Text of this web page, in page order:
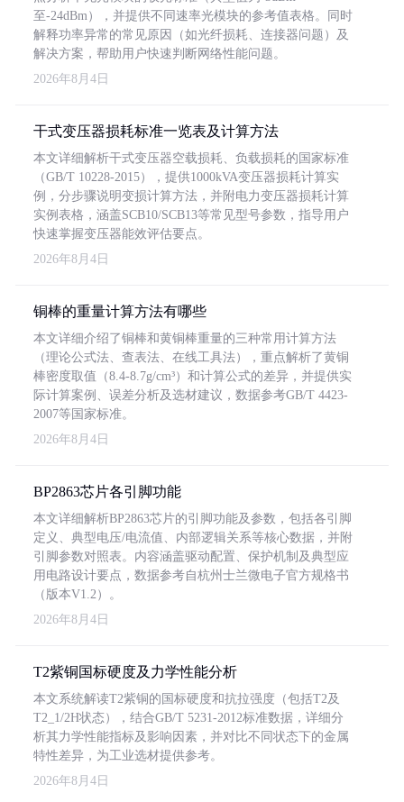
至-24dBm），并提供不同速率光模块的参考值表格。同时
解释功率异常的常见原因（如光纤损耗、连接器问题）及
解决方案，帮助用户快速判断网络性能问题。
2026年8月4日
干式变压器损耗标准一览表及计算方法
本文详细解析干式变压器空载损耗、负载损耗的国家标准
（GB/T 10228-2015），提供1000kVA变压器损耗计算实
例，分步骤说明变损计算方法，并附电力变压器损耗计算
实例表格，涵盖SCB10/SCB13等常见型号参数，指导用户
快速掌握变压器能效评估要点。
2026年8月4日
铜棒的重量计算方法有哪些
本文详细介绍了铜棒和黄铜棒重量的三种常用计算方法
（理论公式法、查表法、在线工具法），重点解析了黄铜
棒密度取值（8.4-8.7g/cm³）和计算公式的差异，并提供实
际计算案例、误差分析及选材建议，数据参考GB/T 4423-
2007等国家标准。
2026年8月4日
BP2863芯片各引脚功能
本文详细解析BP2863芯片的引脚功能及参数，包括各引脚
定义、典型电压/电流值、内部逻辑关系等核心数据，并附
引脚参数对照表。内容涵盖驱动配置、保护机制及典型应
用电路设计要点，数据参考自杭州士兰微电子官方规格书
（版本V1.2）。
2026年8月4日
T2紫铜国标硬度及力学性能分析
本文系统解读T2紫铜的国标硬度和抗拉强度（包括T2及
T2_1/2H状态），结合GB/T 5231-2012标准数据，详细分
析其力学性能指标及影响因素，并对比不同状态下的金属
特性差异，为工业选材提供参考。
2026年8月4日